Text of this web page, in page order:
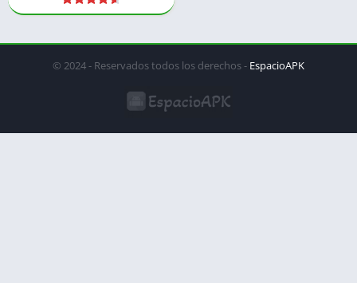
© 2024 - Reservados todos los derechos - EspacioAPK